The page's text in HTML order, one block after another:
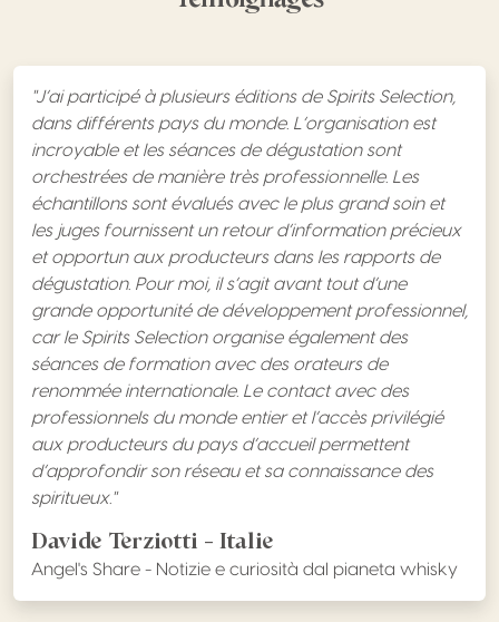
"J’ai participé à plusieurs éditions de Spirits Selection,
dans différents pays du monde. L’organisation est
incroyable et les séances de dégustation sont
orchestrées de manière très professionnelle. Les
échantillons sont évalués avec le plus grand soin et
les juges fournissent un retour d’information précieux
et opportun aux producteurs dans les rapports de
dégustation. Pour moi, il s’agit avant tout d’une
grande opportunité de développement professionnel,
car le Spirits Selection organise également des
séances de formation avec des orateurs de
renommée internationale. Le contact avec des
professionnels du monde entier et l’accès privilégié
aux producteurs du pays d’accueil permettent
d’approfondir son réseau et sa connaissance des
spiritueux."
Davide Terziotti - Italie
Angel's Share - Notizie e curiosità dal pianeta whisky